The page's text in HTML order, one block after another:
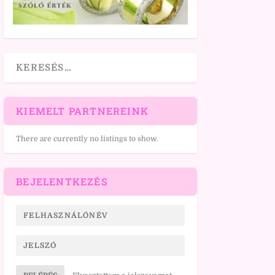
KIEMELT PARTNEREINK
There are currently no listings to show.
BEJELENTKEZÉS